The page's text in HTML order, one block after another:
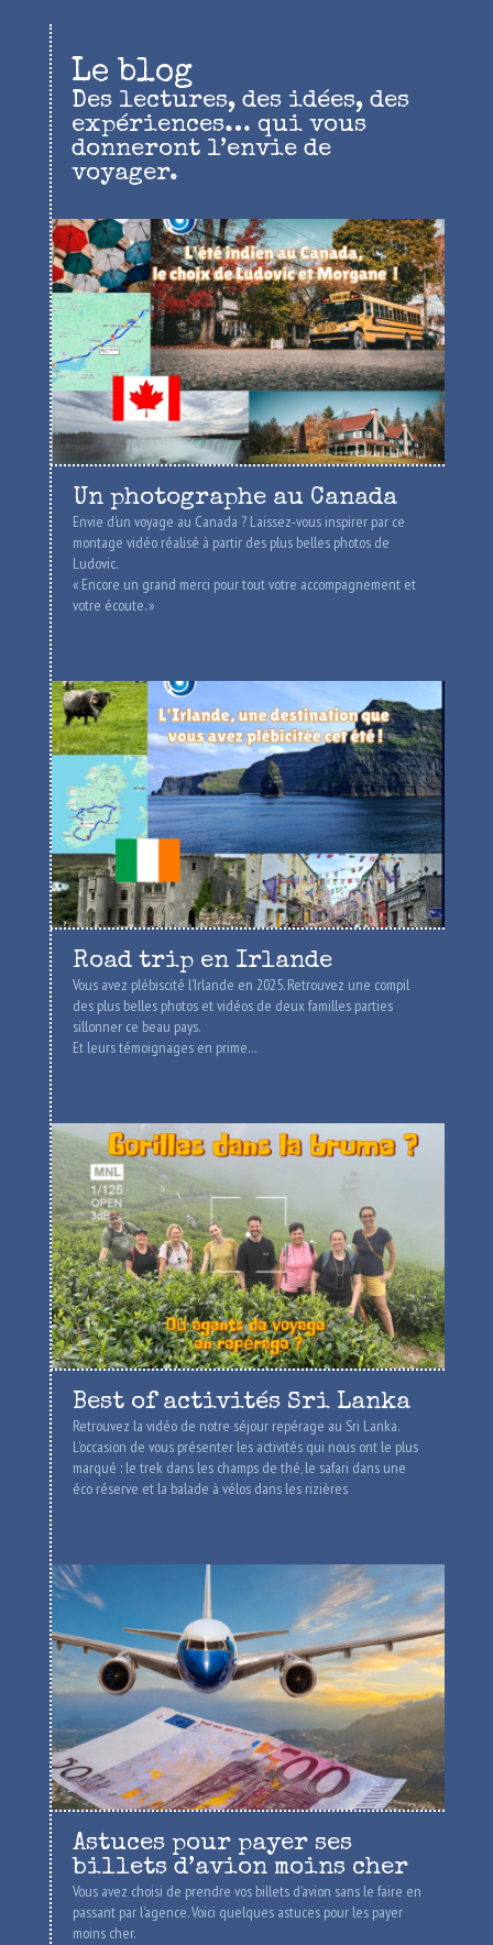
Le blog
Des lectures, des idées, des
expériences… qui vous
donneront l’envie de
voyager.
Un photographe au Canada
Envie d’un voyage au Canada ? Laissez-vous inspirer par ce
montage vidéo réalisé à partir des plus belles photos de
Ludovic.
« Encore un grand merci pour tout votre accompagnement et
votre écoute. »
Road trip en Irlande
Vous avez plébiscité l’Irlande en 2025. Retrouvez une compil
des plus belles photos et vidéos de deux familles parties
sillonner ce beau pays.
Et leurs témoignages en prime…
Best of activités Sri Lanka
Retrouvez la vidéo de notre séjour repérage au Sri Lanka.
L’occasion de vous présenter les activités qui nous ont le plus
marqué : le trek dans les champs de thé, le safari dans une
éco réserve et la balade à vélos dans les rizières
Astuces pour payer ses
billets d’avion moins cher
Vous avez choisi de prendre vos billets d’avion sans le faire en
passant par l’agence. Voici quelques astuces pour les payer
moins cher.